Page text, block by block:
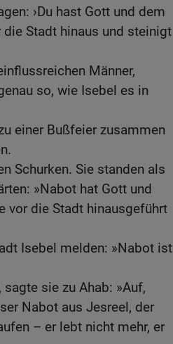
›Du hast Gott und dem
die Stadt hinaus und steinigt
Männer,
so, wie Isebel es in
einer Bußfeier zusammen
Schurken. Sie standen als
»Nabot hat Gott und
vor die Stadt hinausgeführt
Isebel melden: »Nabot ist
sie zu Ahab: »Auf,
Nabot aus Jesreel, der
– er lebt nicht mehr, er